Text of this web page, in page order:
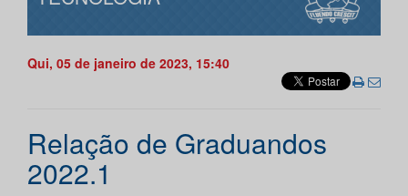
Qui, 05 de janeiro de 2023, 15:40
Relação de Graduandos
2022.1